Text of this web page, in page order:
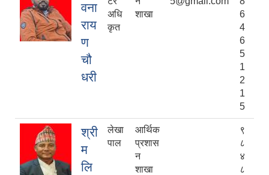
वना
राय
ण
चौ
धरी
अधि
कृत
शाखा
6
4
6
5
1
2
1
5
श्री
म
लि
लेखा
पाल
आर्थिक
प्रशास
न
शाखा
९
८
४
८